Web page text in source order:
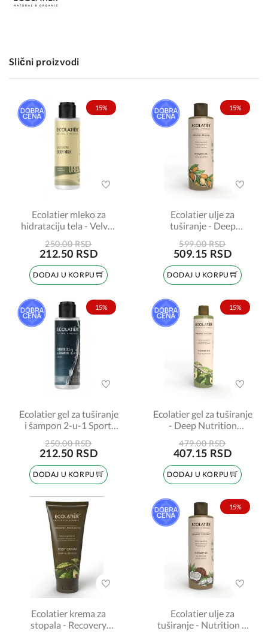
Slični proizvodi
15%
Ecolatier mleko za
hidrataciju tela - Velvet
250.00 RSD
212.50 RSD
DODAJ U KORPU
15%
Ecolatier ulje za
tuširanje - Deep
Argana 250ml
599.00 RSD
509.15 RSD
DODAJ U KORPU
15%
Ecolatier gel za tuširanje
i šampon 2-u-1 Sport,
250.00 RSD
212.50 RSD
DODAJ U KORPU
15%
Ecolatier gel za tuširanje
- Deep Nutrition
479.00 RSD
407.15 RSD
DODAJ U KORPU
Ecolatier krema za
stopala - Recovery
15%
Ecolatier ulje za
tuširanje - Nutrition &